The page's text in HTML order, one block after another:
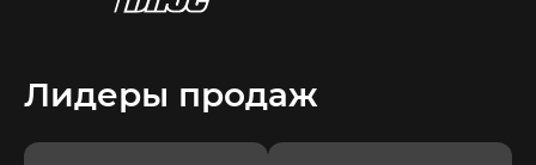
Лидеры продаж